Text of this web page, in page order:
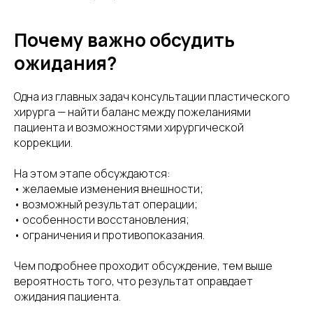
Почему важно обсудить
ожидания?
Одна из главных задач консультации пластического
хирурга — найти баланс между пожеланиями
пациента и возможностями хирургической
коррекции.
На этом этапе обсуждаются:
• желаемые изменения внешности;
• возможный результат операции;
• особенности восстановления;
• ограничения и противопоказания.
Чем подробнее проходит обсуждение, тем выше
вероятность того, что результат оправдает
ожидания пациента.